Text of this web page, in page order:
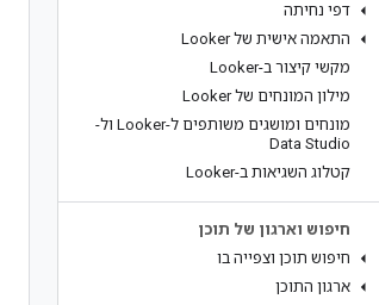
דפי נחיתה
התאמה אישית של Looker
מקשי קיצור ב-Looker
מילון המונחים של Looker
מונחים ומושגים משותפים ל-Looker ול-
Data Studio
קטלוג השגיאות ב-Looker
חיפוש וארגון של תוכן
חיפוש תוכן וצפייה בו
ארגון התוכן